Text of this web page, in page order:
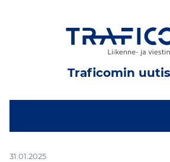
Traficomin
31.01.2025